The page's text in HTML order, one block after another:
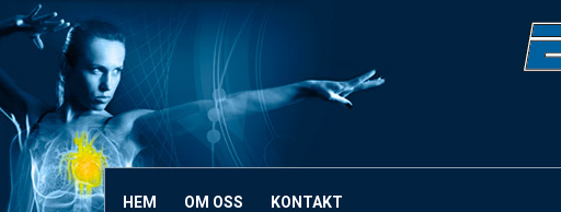
HEM OM OSS KONTAKT